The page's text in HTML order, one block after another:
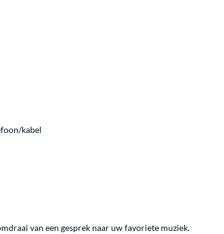
kabel
van een gesprek naar uw favoriete muziek.